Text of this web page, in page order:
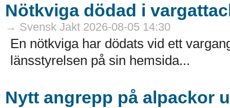
Nötkviga dödad i
→ Svensk Jakt 2026-08-05 14:30
En nötkviga har dödats vid ett
länsstyrelsen på sin hemsida...
Nytt angrepp på alpackor